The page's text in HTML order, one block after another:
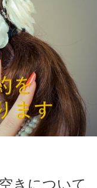
きについて